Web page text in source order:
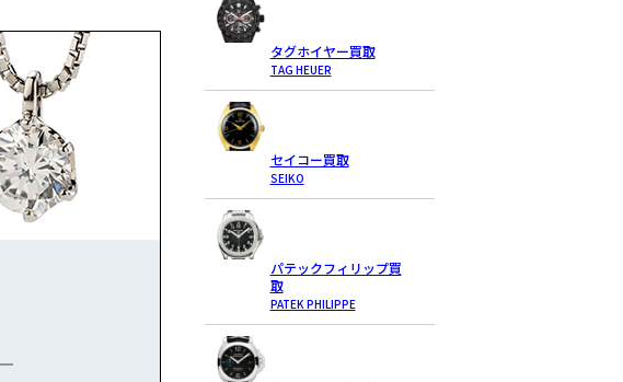
タグホイヤー買取
TAG HEUER
セイコー買取
SEIKO
パテックフィリップ買
取
PATEK PHILIPPE